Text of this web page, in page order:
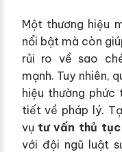
Một thương hiệu
nổi bật mà còn
rủi ro về sao
mạnh. Tuy nhiên,
hiệu thường
tiết về pháp lý.
vụ tư vấn thủ
với đội ngũ luật